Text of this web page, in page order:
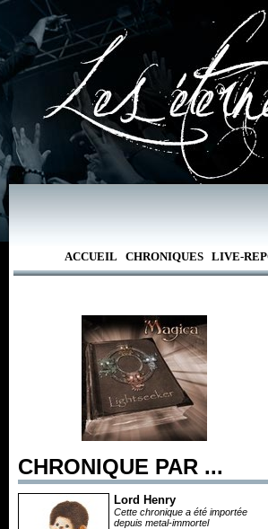
ACCUEIL CHRONIQUES LIVE-
CHRONIQUE PAR ...
Lord Henry
Cette chronique a été importée
depuis metal-immortel